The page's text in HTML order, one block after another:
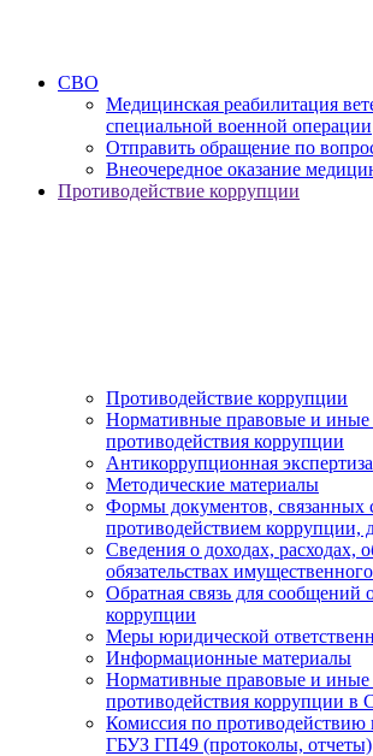
СВО
Медицинская реабилитация
специальной военной операции
Отправить обращение по
Внеочередное оказание
Противодействие коррупции
Противодействие коррупции
Нормативные правовые и иные
противодействия коррупции
Антикоррупционная экспертиза
Методические материалы
Формы документов, связанных
противодействием коррупции,
Сведения о доходах, расходах,
обязательствах
Обратная связь для сообщений
коррупции
Меры юридической
Информационные материалы
Нормативные правовые и иные
противодействия коррупции
Комиссия по
ГБУЗ ГП49 (протоколы, отчеты)